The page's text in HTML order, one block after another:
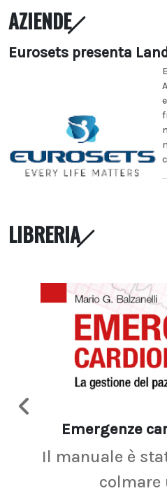
AZIENDE
Eurosets presenta
LIBRERIA
Emergenze
Il manuale è
colmare